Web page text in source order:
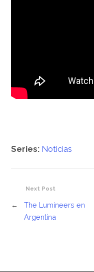
Series: Noticias
Next Post
←
The Lumineers en
Argentina